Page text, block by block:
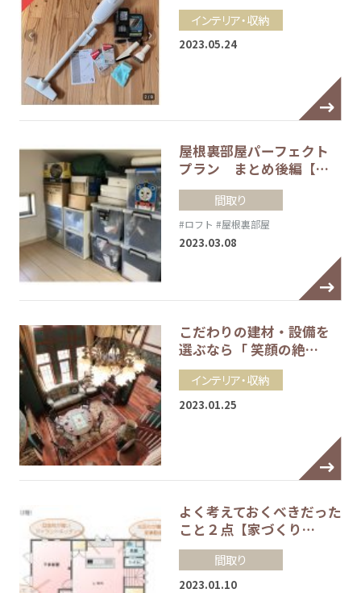
インテリア・収納
2023.05.24
屋根裏部屋パーフェクト
プラン まとめ後編【…
間取り
#ロフト #屋根裏部屋
2023.03.08
こだわりの建材・設備を
選ぶなら「 笑顔の絶…
インテリア・収納
2023.01.25
よく考えておくべきだった
こと２点【家づくり…
間取り
2023.01.10